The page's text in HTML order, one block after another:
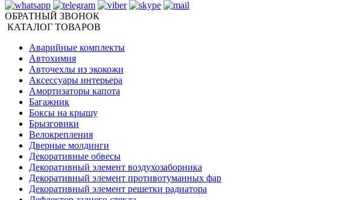
ОБРАТНЫЙ ЗВОНОК
КАТАЛОГ ТОВАРОВ
Аварийные комплекты
Автохимия
Авточехлы из экокожи
Аксессуары интерьера
Амортизаторы капота
Багажник
Боксы на крышу
Брызговики
Велокрепления
Дверные молдинги
Декоративные обвесы
Декоративный элемент воздухозаборника
Декоративный элемент противотуманных фар
Декоративный элемент решетки радиатора